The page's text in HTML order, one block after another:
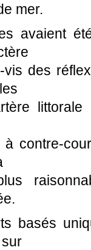
mer.
avaient
des
contre-
basés